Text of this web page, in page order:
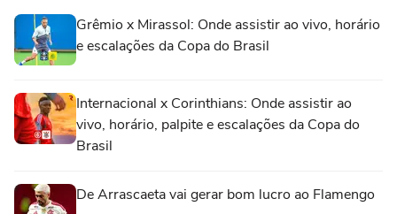
Grêmio x Mirassol: Onde assistir ao vivo, horário
e escalações da Copa do Brasil
Internacional x Corinthians: Onde assistir ao
vivo, horário, palpite e escalações da Copa do
Brasil
De Arrascaeta vai gerar bom lucro ao Flamengo